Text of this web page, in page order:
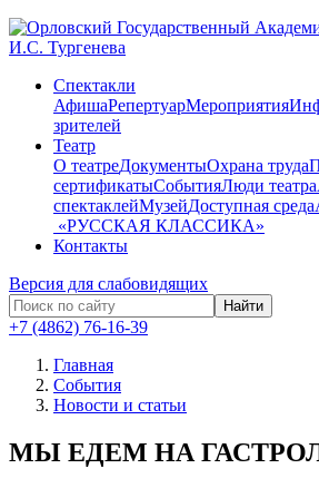
Спектакли
АфишаРепертуарМероприятия
зрителей
Театр
О театреДокументыОхрана труда
сертификатыСобытияЛюди театра
спектаклейМузейДоступная среда
​ «РУССКАЯ КЛАССИКА»
Контакты
Версия для слабовидящих
Найти
+7 (4862) 76-16-39
Главная
События
Новости и статьи
МЫ ЕДЕМ НА